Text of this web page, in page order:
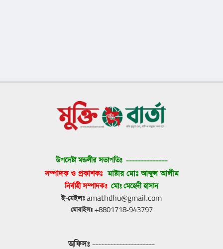
উপদেষ্টা মন্ডলীর সভাপতিঃ --------------
সম্পাদক ও প্রকাশকঃ মাষ্টার মোঃ আব্দুল আলীম
নির্বাহী সম্পাদকঃ মোঃ মেহেদী হাসান
ই-মেইলঃ amathdhu@gmail.com
মোবাইলঃ +8801718-943797
অফিসঃ ---------------------